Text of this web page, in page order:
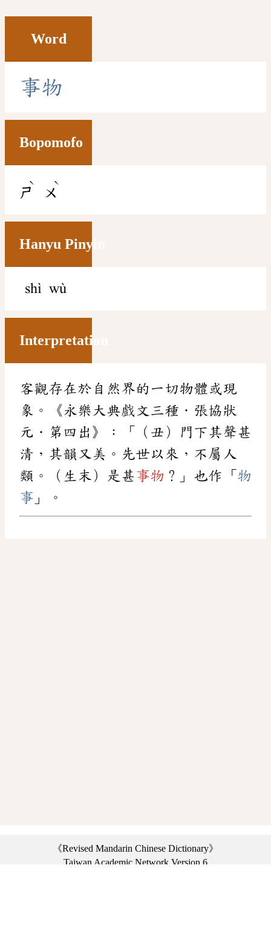
Word
事物
Bopomofo
ㄕ
ˋ
ㄨ
ˋ
Hanyu Pinyin
shì wù
Interpretation
客觀存在於自然界的一切物體或現
象。《永樂大典戲文三種．張協狀
元．第四出》：「（丑）門下其聲甚
清，其韻又美。先世以來，不屬人
類。（生末）是甚 事物 ？」也作「 物
事 」。
《Revised Mandarin Chinese Dictionary》
Taiwan Academic Network Version 6